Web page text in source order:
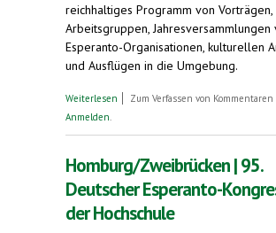
reichhaltiges Programm von Vorträgen,
Arbeitsgruppen, Jahresversammlungen
Esperanto-Organisationen, kulturellen
und Ausflügen in die Umgebung.
Weiterlesen über Musik und Diskussionen in
Zum Verfassen von
Anmelden
Homburg/Zweibrücken | 95.
Deutscher Esperanto-
der Hochschule